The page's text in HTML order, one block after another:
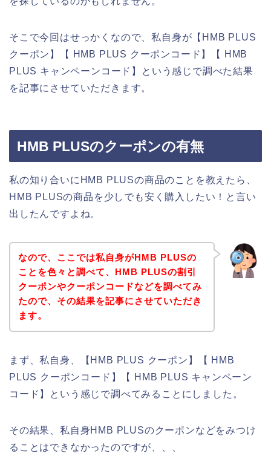
そこで今回はせっかくなので、私自身が【HMB PLUS
クーポン】【 HMB PLUS クーポンコード】【 HMB
PLUS キャンペーンコード】という感じで調べた結果
を記事にさせていただきます。
HMB PLUSのクーポンの有無
私の知り合いにHMB PLUSの商品のことを教えたら、
HMB PLUSの商品を少しでも安く購入したい！と言い
出したんですよね。
なので、ここでは私自身がHMB PLUSの
ことを色々と調べて、HMB PLUSの割引
クーポンやクーポンコードなどを調べてみ
たので、その結果を記事にさせていただき
ます。
まず、私自身、【HMB PLUS クーポン】【 HMB
PLUS クーポンコード】【 HMB PLUS キャンペーン
コード】という感じで調べてみることにしました。
その結果、私自身HMB PLUSのクーポンなどをみつけ
ることはできなかったのですが、、、